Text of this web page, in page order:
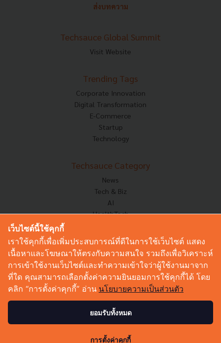
ส่งบทความ
Techsauce Global Summit
Visit Website
Trending Tags
Corporate Innovation
Digital Transformation
E-Commerce
Startup
Technology
Techsauce Category
News
Tech & Biz
AI
HealthTech
Corp Innov
Saucy Thoughts
Based On
Sustainable
Videos
Podcast
© Copyright 2026 :Techsauce All rights reserved.
เว็บไซต์นี้ใช้คุกกี้
เราใช้คุกกี้เพื่อเพิ่มประสบการณ์ที่ดีในการใช้เว็บไซต์ แสดง
เนื้อหาและโฆษณาให้ตรงกับความสนใจ รวมถึงเพื่อวิเคราะห์
การเข้าใช้งานเว็บไซต์และทำความเข้าใจว่าผู้ใช้งานมาจาก
ที่ใด คุณสามารถเลือกตั้งค่าความยินยอมการใช้คุกกี้ได้ โดย
คลิก “การตั้งค่าคุกกี้” อ่าน นโยบายความเป็นส่วนตัว
ยอมรับทั้งหมด
การตั้งค่าคุกกี้